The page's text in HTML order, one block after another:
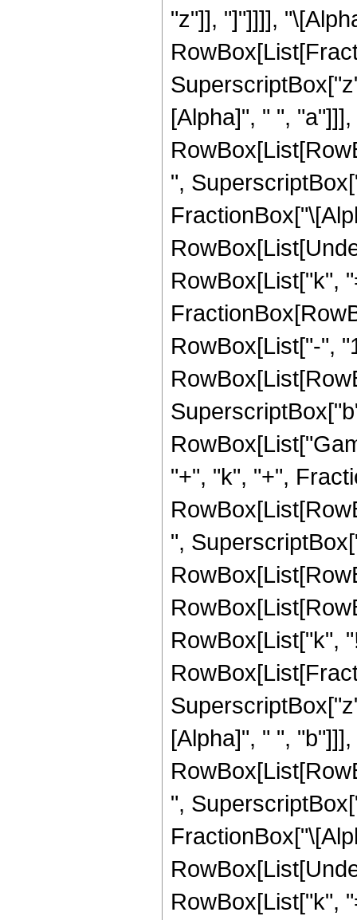
"z"]], "]"]]]],
[Alpha]", " ",
",
RowBox[List["k",
RowBox[List["-",
"+", "k", "+",
",
RowBox[List["k",
[Alpha]", " ",
",
RowBox[List["k",